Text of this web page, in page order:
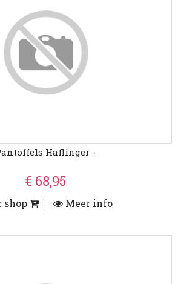
Haflinger -
€ 68,95
shop Meer info